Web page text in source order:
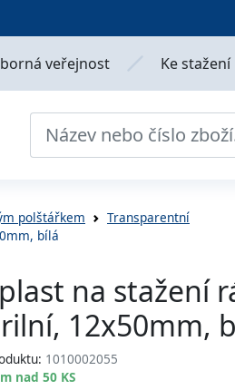
veřejnost Ke stažení
polštářkem
Transparentní
bílá
na stažení
12x50mm,
1010002055
nad 50 KS